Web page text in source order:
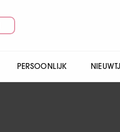
PERSOONLIJK